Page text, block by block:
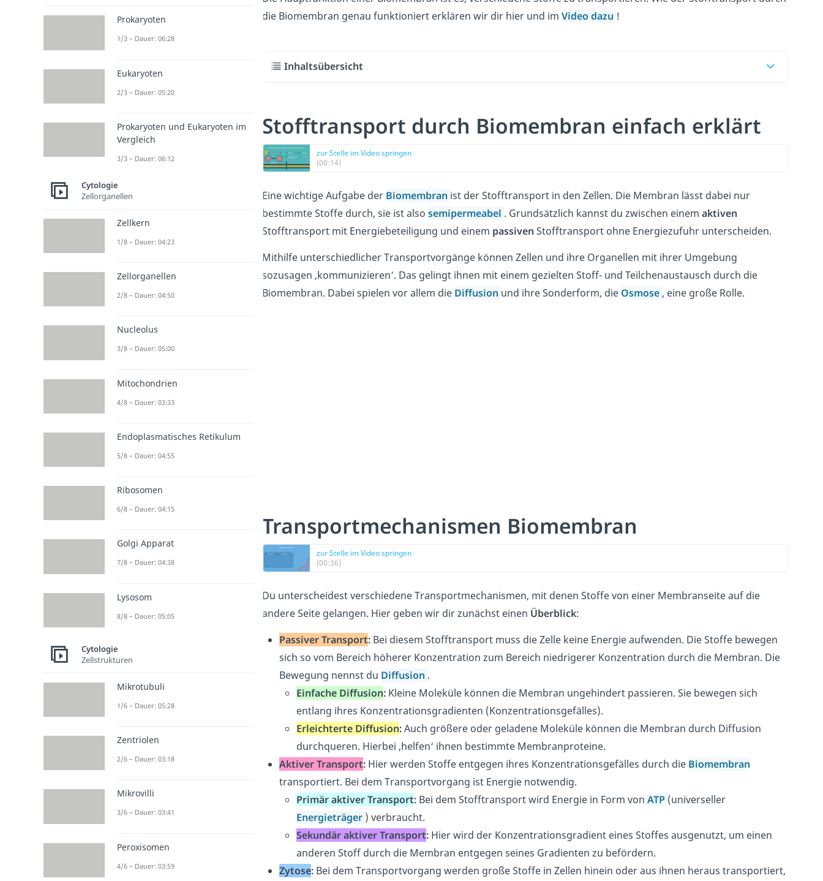
die Biomembran genau funktioniert erklären wir dir hier und im Video dazu !
Inhaltsübersicht
Stofftransport durch Biomembran einfach erklärt
zur Stelle im Video springen
(00:14)
Eine wichtige Aufgabe der Biomembran ist der Stofftransport in den Zellen. Die Membran lässt dabei nur
bestimmte Stoffe durch, sie ist also semipermeabel . Grundsätzlich kannst du zwischen einem aktiven
Stofftransport mit Energiebeteiligung und einem passiven Stofftransport ohne Energiezufuhr unterscheiden.
Mithilfe unterschiedlicher Transportvorgänge können Zellen und ihre Organellen mit ihrer Umgebung
sozusagen ‚kommunizieren‘. Das gelingt ihnen mit einem gezielten Stoff- und Teilchenaustausch durch die
Biomembran. Dabei spielen vor allem die Diffusion und ihre Sonderform, die Osmose , eine große Rolle.
Transportmechanismen Biomembran
zur Stelle im Video springen
(00:36)
Du unterscheidest verschiedene Transportmechanismen, mit denen Stoffe von einer Membranseite auf die
andere Seite gelangen. Hier geben wir dir zunächst einen Überblick:
Passiver Transport: Bei diesem Stofftransport muss die Zelle keine Energie aufwenden. Die Stoffe bewegen
sich so vom Bereich höherer Konzentration zum Bereich niedrigerer Konzentration durch die Membran. Die
Bewegung nennst du Diffusion .
Einfache Diffusion: Kleine Moleküle können die Membran ungehindert passieren. Sie bewegen sich
entlang ihres Konzentrationsgradienten (Konzentrationsgefälles).
Erleichterte Diffusion:Auch größere oder geladene Moleküle können die Membran durch Diffusion
durchqueren. Hierbei ‚helfen‘ ihnen bestimmte Membranproteine.
Aktiver Transport: Hier werden Stoffe entgegen ihres Konzentrationsgefälles durch die Biomembran
transportiert. Bei dem Transportvorgang ist Energie notwendig.
Primär aktiver Transport: Bei dem Stofftransport wird Energie in Form von ATP (universeller
Energieträger ) verbraucht.
Sekundär aktiver Transport: Hier wird der Konzentrationsgradient eines Stoffes ausgenutzt, um einen
anderen Stoff durch die Membran entgegen seines Gradienten zu befördern.
Zytose: Bei dem Transportvorgang werden große Stoffe in Zellen hinein oder aus ihnen heraus transportiert,
Prokaryoten
1/3 – Dauer: 06:28
Eukaryoten
2/3 – Dauer: 05:20
Prokaryoten und Eukaryoten im
Vergleich
3/3 – Dauer: 06:12
Cytologie
Zellorganellen
Zellkern
1/8 – Dauer: 04:23
Zellorganellen
2/8 – Dauer: 04:50
Nucleolus
3/8 – Dauer: 05:00
Mitochondrien
4/8 – Dauer: 03:33
Endoplasmatisches Retikulum
5/8 – Dauer: 04:55
Ribosomen
6/8 – Dauer: 04:15
Golgi Apparat
7/8 – Dauer: 04:38
Lysosom
8/8 – Dauer: 05:05
Cytologie
Zellstrukturen
Mikrotubuli
1/6 – Dauer: 05:28
Zentriolen
2/6 – Dauer: 03:18
Mikrovilli
3/6 – Dauer: 03:41
Peroxisomen
4/6 – Dauer: 03:59